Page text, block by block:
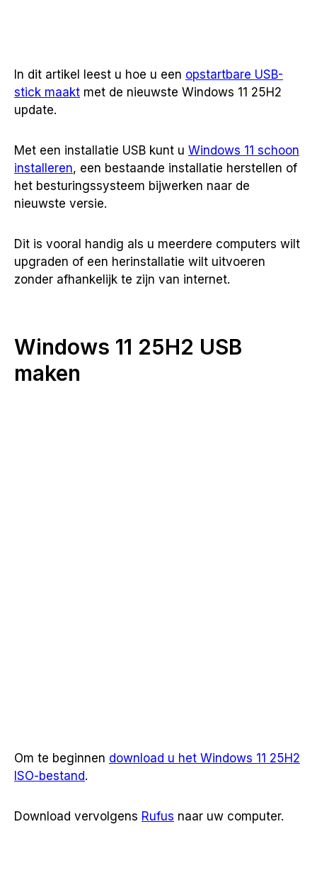
In dit artikel leest u hoe u een opstartbare USB-
stick maakt met de nieuwste Windows 11 25H2
update.
Met een installatie USB kunt u Windows 11 schoon
installeren, een bestaande installatie herstellen of
het besturingssysteem bijwerken naar de
nieuwste versie.
Dit is vooral handig als u meerdere computers wilt
upgraden of een herinstallatie wilt uitvoeren
zonder afhankelijk te zijn van internet.
Windows 11 25H2 USB
maken
Om te beginnen download u het Windows 11 25H2
ISO-bestand.
Download vervolgens Rufus naar uw computer.